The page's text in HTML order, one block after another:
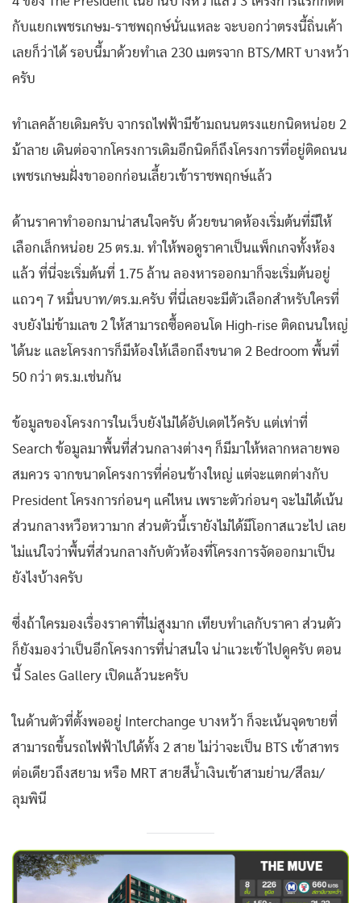
กับแยกเพชรเกษม-ราชพฤกษ์นั่นแหละ จะบอกว่าตรงนี้ถิ่นเค้า
เลยก็ว่าได้ รอบนี้มาด้วยทำเล 230 เมตรจาก BTS/MRT บางหว้า
ครับ
ทำเลคล้ายเดิมครับ จากรถไฟฟ้ามีข้ามถนนตรงแยกนิดหน่อย 2
ม้าลาย เดินต่อจากโครงการเดิมอีกนิดก็ถึงโครงการที่อยู่ติดถนน
เพชรเกษมฝั่งขาออกก่อนเลี้ยวเข้าราชพฤกษ์แล้ว
ด้านราคาทำออกมาน่าสนใจครับ ด้วยขนาดห้องเริ่มต้นที่มีให้
เลือกเล็กหน่อย 25 ตร.ม. ทำให้พอดูราคาเป็นแพ็กเกจทั้งห้อง
แล้ว ที่นี่จะเริ่มต้นที่ 1.75 ล้าน ลองหารออกมาก็จะเริ่มต้นอยู่
แถวๆ 7 หมื่นบาท/ตร.ม.ครับ ที่นี่เลยจะมีตัวเลือกสำหรับใครที่
งบยังไม่ข้ามเลข 2 ให้สามารถซื้อคอนโด High-rise ติดถนนใหญ่
ได้นะ และโครงการก็มีห้องให้เลือกถึงขนาด 2 Bedroom พื้นที่
50 กว่า ตร.ม.เช่นกัน
ข้อมูลของโครงการในเว็บยังไม่ได้อัปเดตไว้ครับ แต่เท่าที่
Search ข้อมูลมาพื้นที่ส่วนกลางต่างๆ ก็มีมาให้หลากหลายพอ
สมควร จากขนาดโครงการที่ค่อนข้างใหญ่ แต่จะแตกต่างกับ
President โครงการก่อนๆ แค่ไหน เพราะตัวก่อนๆ จะไม่ได้เน้น
ส่วนกลางหวือหวามาก ส่วนตัวนี้เรายังไม่ได้มีโอกาสแวะไป เลย
ไม่แน่ใจว่าพื้นที่ส่วนกลางกับตัวห้องที่โครงการจัดออกมาเป็น
ยังไงบ้างครับ
ซึ่งถ้าใครมองเรื่องราคาที่ไม่สูงมาก เทียบทำเลกับราคา ส่วนตัว
ก็ยังมองว่าเป็นอีกโครงการที่น่าสนใจ น่าแวะเข้าไปดูครับ ตอน
นี้ Sales Gallery เปิดแล้วนะครับ
ในด้านตัวที่ตั้งพออยู่ Interchange บางหว้า ก็จะเน้นจุดขายที่
สามารถขึ้นรถไฟฟ้าไปได้ทั้ง 2 สาย ไม่ว่าจะเป็น BTS เข้าสาทร
ต่อเดียวถึงสยาม หรือ MRT สายสีน้ำเงินเข้าสามย่าน/สีลม/
ลุมพินี